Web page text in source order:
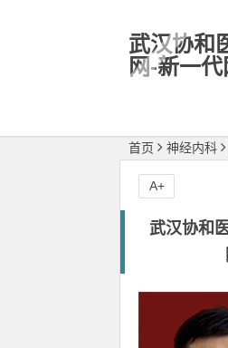
武汉协和
网-新一代
首页 神经内科
武汉协和
A+